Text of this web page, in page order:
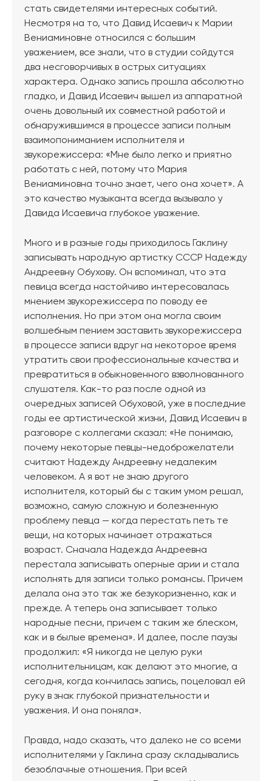
стать свидетелями интересных событий.
Несмотря на то, что Давид Исаевич к Марии
Вениаминовне относился с большим
уважением, все знали, что в студии сойдутся
два несговорчивых в острых ситуациях
характера. Однако запись прошла абсолютно
гладко, и Давид Исаевич вышел из аппаратной
очень довольный их совместной работой и
обнаружившимся в процессе записи полным
взаимопониманием исполнителя и
звукорежиссера: «Мне было легко и приятно
работать с ней, потому что Мария
Вениаминовна точно знает, чего она хочет». А
это качество музыканта всегда вызывало у
Давида Исаевича глубокое уважение.
Много и в разные годы приходилось Гаклину
записывать народную артистку СССР Надежду
Андреевну Обухову. Он вспоминал, что эта
певица всегда настойчиво интересовалась
мнением звукорежиссера по поводу ее
исполнения. Но при этом она могла своим
волшебным пением заставить звукорежиссера
в процессе записи вдруг на некоторое время
утратить свои профессиональные качества и
превратиться в обыкновенного взволнованного
слушателя. Как-то раз после одной из
очередных записей Обуховой, уже в последние
годы ее артистической жизни, Давид Исаевич в
разговоре с коллегами сказал: «Не понимаю,
почему некоторые певцы-недоброжелатели
считают Надежду Андреевну недалеким
человеком. А я вот не знаю другого
исполнителя, который бы с таким умом решал,
возможно, самую сложную и болезненную
проблему певца — когда перестать петь те
вещи, на которых начинает отражаться
возраст. Сначала Надежда Андреевна
перестала записывать оперные арии и стала
исполнять для записи только романсы. Причем
делала она это так же безукоризненно, как и
прежде. А теперь она записывает только
народные песни, причем с таким же блеском,
как и в былые времена». И далее, после паузы
продолжил: «Я никогда не целую руки
исполнительницам, как делают это многие, а
сегодня, когда кончилась запись, поцеловал ей
руку в знак глубокой признательности и
уважения. И она поняла».
Правда, надо сказать, что далеко не со всеми
исполнителями у Гаклина сразу складывались
безоблачные отношения. При всей